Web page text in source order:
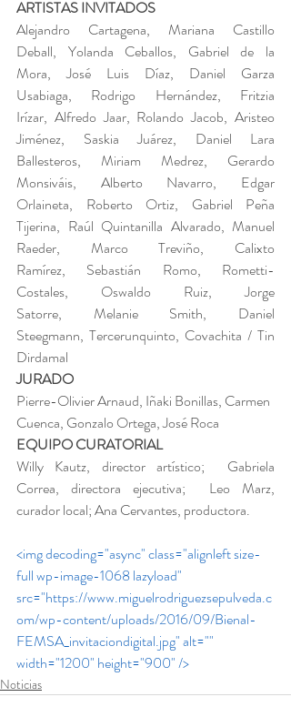
ARTISTAS INVITADOS
Alejandro Cartagena, Mariana Castillo
Deball, Yolanda Ceballos, Gabriel de la
Mora, José Luis Díaz, Daniel Garza
Usabiaga, Rodrigo Hernández, Fritzia
Irízar, Alfredo Jaar, Rolando Jacob, Aristeo
Jiménez, Saskia Juárez, Daniel Lara
Ballesteros, Miriam Medrez, Gerardo
Monsiváis, Alberto Navarro, Edgar
Orlaineta, Roberto Ortiz, Gabriel Peña
Tijerina, Raúl Quintanilla Alvarado, Manuel
Raeder, Marco Treviño, Calixto
Ramírez, Sebastián Romo, Rometti-
Costales, Oswaldo Ruiz, Jorge
Satorre, Melanie Smith, Daniel
Steegmann, Tercerunquinto, Covachita / Tin
Dirdamal
JURADO
Pierre-Olivier Arnaud, Iñaki Bonillas, Carmen
Cuenca, Gonzalo Ortega, José Roca
EQUIPO CURATORIAL
Willy Kautz, director artístico;  Gabriela
Correa, directora ejecutiva;  Leo Marz,
curador local; Ana Cervantes, productora.
<img decoding="async" class="alignleft size-
full wp-image-1068 lazyload"
src="https://www.miguelrodriguezsepulveda.c
om/wp-content/uploads/2016/09/Bienal-
FEMSA_invitaciondigital.jpg" alt=""
width="1200" height="900" />
Noticias